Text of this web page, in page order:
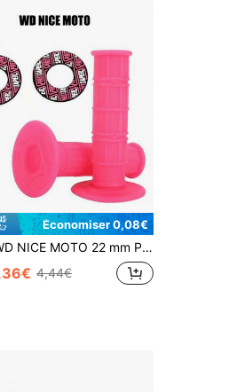
Économiser 0,08€
Poignées de guidon de moto, poignées de guidon de couleur unie avec beignet, convient pour la modification de moto électrique, scooter et pièces de vélo électrique, poignées de guidon en silicone souple de couleur unie, couvre-poignées de guidon en caoutchouc, poignées de guidon universelles pour moto tout-terrain
4,44€